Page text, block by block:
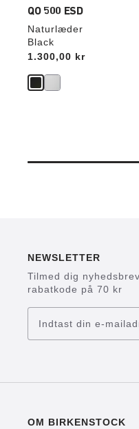
QO 500 ESD
Naturlæder
Black
Price:
1.300,00 kr
NEWSLETTER
Tilmed dig
rabatkode på 70 kr
Indtast din e-
OM BIRKENSTOCK